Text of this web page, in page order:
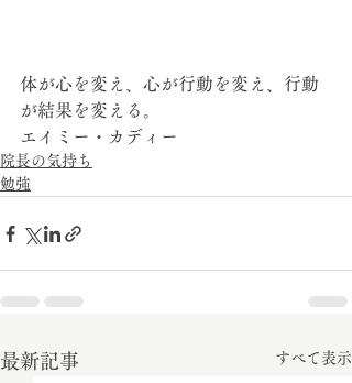
体が心を変え、心が行動を変え、行動
が結果を変える。
エイミー・カディー
院長の気持ち
勉強
最新記事 すべて表示